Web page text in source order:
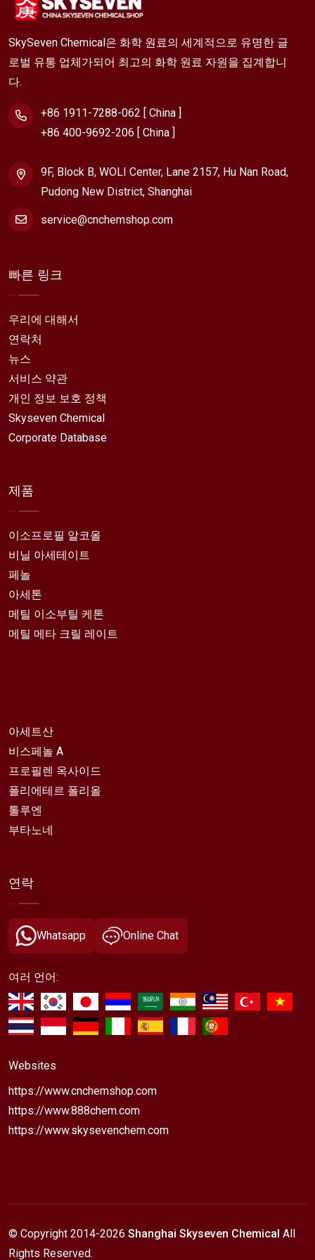
SkySeven Chemical은 화학 원료의 세계적으로 유명한 글
로벌 유통 업체가되어 최고의 화학 원료 자원을 집계합니
다.
+86 1911-7288-062 [ China ]
+86 400-9692-206 [ China ]
9F, Block B, WOLI Center, Lane 2157, Hu Nan Road,
Pudong New District, Shanghai
service@cnchemshop.com
빠른 링크
우리에 대해서
연락처
뉴스
서비스 약관
개인 정보 보호 정책
Skyseven Chemical
Corporate Database
제품
이소프로필 알코올
비닐 아세테이트
페놀
아세톤
메틸 이소부틸 케톤
메틸 메타 크릴 레이트
아세트산
비스페놀 A
프로필렌 옥사이드
폴리에테르 폴리올
톨루엔
부타노네
연락
Whatsapp Online Chat
여러 언어:
Websites
https://www.cnchemshop.com
https://www.888chem.com
https://www.skysevenchem.com
© Copyright 2014-2026 Shanghai Skyseven Chemical All
Rights Reserved.